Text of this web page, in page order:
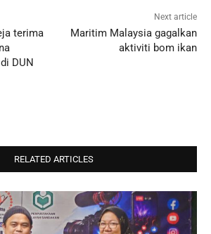
terima
DUN
Next article
Maritim Malaysia gagalkan
aktiviti bom ikan
RELATED ARTICLES